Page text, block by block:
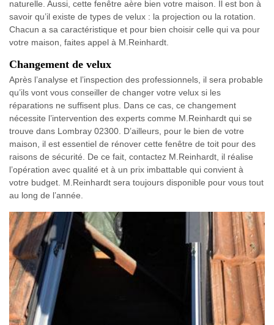
naturelle. Aussi, cette fenêtre aère bien votre maison. Il est bon à
savoir qu’il existe de types de velux : la projection ou la rotation.
Chacun a sa caractéristique et pour bien choisir celle qui va pour
votre maison, faites appel à M.Reinhardt.
Changement de velux
Après l’analyse et l’inspection des professionnels, il sera probable
qu’ils vont vous conseiller de changer votre velux si les
réparations ne suffisent plus. Dans ce cas, ce changement
nécessite l’intervention des experts comme M.Reinhardt qui se
trouve dans Lombray 02300. D’ailleurs, pour le bien de votre
maison, il est essentiel de rénover cette fenêtre de toit pour des
raisons de sécurité. De ce fait, contactez M.Reinhardt, il réalise
l’opération avec qualité et à un prix imbattable qui convient à
votre budget. M.Reinhardt sera toujours disponible pour vous tout
au long de l’année.